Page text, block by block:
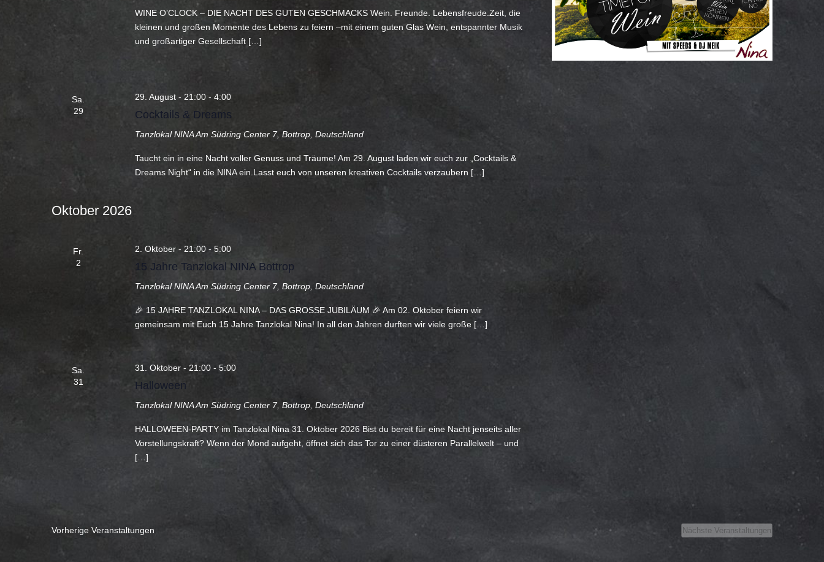
WINE O’CLOCK – DIE NACHT DES GUTEN GESCHMACKS Wein. Freunde. Lebensfreude.Zeit, die
kleinen und großen Momente des Lebens zu feiern –mit einem guten Glas Wein, entspannter Musik
und großartiger Gesellschaft […]
Sa.
29
Cocktails & Dreams
29. August - 21:00- 4:00
Tanzlokal NINAAm Südring Center 7, Bottrop, Deutschland
Taucht ein in eine Nacht voller Genuss und Träume! Am 29. August laden wir euch zur „Cocktails &
Dreams Night“ in die NINA ein.Lasst euch von unseren kreativen Cocktails verzaubern […]
Oktober 2026
Fr.
2
15 Jahre Tanzlokal NINA Bottrop
2. Oktober - 21:00- 5:00
Tanzlokal NINAAm Südring Center 7, Bottrop, Deutschland
🎉 15 JAHRE TANZLOKAL NINA – DAS GROSSE JUBILÄUM 🎉 Am 02. Oktober feiern wir
gemeinsam mit Euch 15 Jahre Tanzlokal Nina! In all den Jahren durften wir viele große […]
Sa.
31
Halloween
31. Oktober - 21:00- 5:00
Tanzlokal NINAAm Südring Center 7, Bottrop, Deutschland
HALLOWEEN-PARTY im Tanzlokal Nina 31. Oktober 2026 Bist du bereit für eine Nacht jenseits aller
Vorstellungskraft? Wenn der Mond aufgeht, öffnet sich das Tor zu einer düsteren Parallelwelt – und
[…]
Vorherige Veranstaltungen Nächste Veranstaltungen